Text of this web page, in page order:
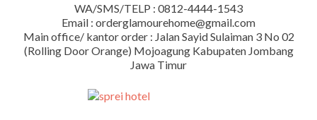
WA/SMS/TELP : 0812-4444-1543
Email : orderglamourehome@gmail.com
Main office/ kantor order : Jalan Sayid Sulaiman 3 No 02
(Rolling Door Orange) Mojoagung Kabupaten Jombang
Jawa Timur